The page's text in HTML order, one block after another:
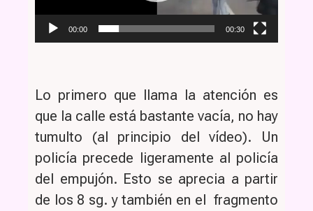
00:00 00:30
Lo primero que llama la atención es
que la calle está bastante vacía, no hay
tumulto (al principio del vídeo). Un
policía precede ligeramente al policía
del empujón. Esto se aprecia a partir
de los 8 sg. y también en el fragmento